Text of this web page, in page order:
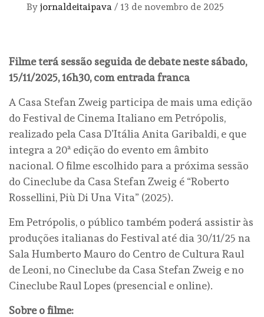
By jornaldeitaipava / 13 de novembro de 2025
Filme terá sessão seguida de debate neste sábado,
15/11/2025, 16h30, com entrada franca
A Casa Stefan Zweig participa de mais uma edição
do Festival de Cinema Italiano em Petrópolis,
realizado pela Casa D’Itália Anita Garibaldi, e que
integra a 20ª edição do evento em âmbito
nacional. O filme escolhido para a próxima sessão
do Cineclube da Casa Stefan Zweig é “Roberto
Rossellini, Più Di Una Vita” (2025).
Em Petrópolis, o público também poderá assistir às
produções italianas do Festival até dia 30/11/25 na
Sala Humberto Mauro do Centro de Cultura Raul
de Leoni, no Cineclube da Casa Stefan Zweig e no
Cineclube Raul Lopes (presencial e online).
Sobre o filme: